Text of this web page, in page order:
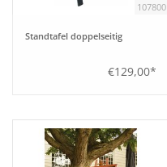
107800
Standtafel doppelseitig
€129,00*